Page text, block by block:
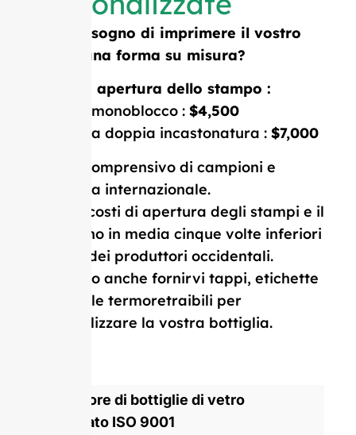
Avete bisogno di imprimere il vostro
logo o una forma su misura?
Costo di apertura dello stampo :
Stampo monoblocco : $4,500
Stampo a doppia incastonatura : $7,000
Prezzo comprensivo di campioni e
consegna internazionale.
I nostri costi di apertura degli stampi e il
MOQ sono in media cinque volte inferiori
a quelli dei produttori occidentali.
Possiamo anche fornirvi tappi, etichette
e pellicole termoretraibili per
personalizzare la vostra bottiglia.
Produttore di bottiglie di vetro
certificato ISO 9001